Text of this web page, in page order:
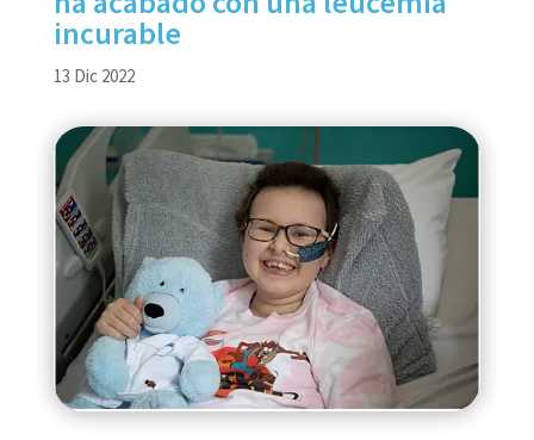
incurable
13 Dic 2022